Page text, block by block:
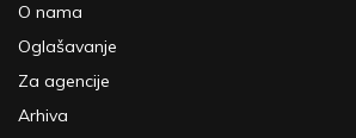
O nama
Oglašavanje
Za agencije
Arhiva